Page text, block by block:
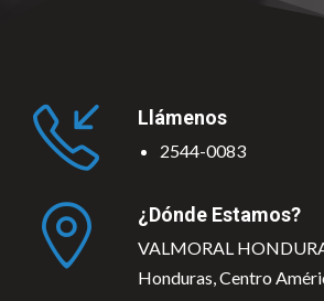
Llámenos
2544-0083
¿Dónde Estamos?
VALMORAL
Honduras, Centro